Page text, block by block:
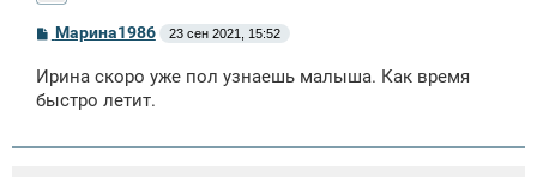
С
б
щ
и
Марина1986 23 сен 2021, 15:52
Ирина скоро уже пол узнаешь малыша. Как время
быстро летит.